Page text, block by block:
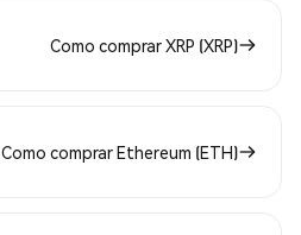
Como comprar XRP (XRP)
Como comprar Ethereum (ETH)